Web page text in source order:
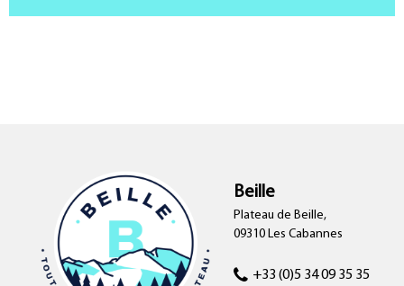
Beille
Plateau de Beille,
09310 Les Cabannes
+33 (0)5 34 09 35 35